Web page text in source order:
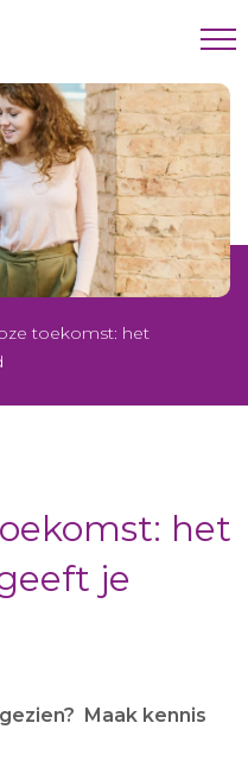
toekomst: het
het
je
Maak kennis